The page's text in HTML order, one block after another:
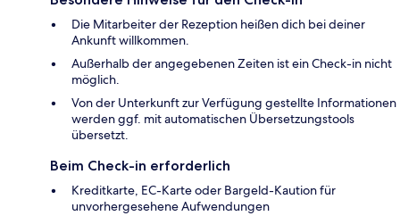
Die Mitarbeiter der Rezeption heißen dich bei deiner
Ankunft willkommen.
Außerhalb der angegebenen Zeiten ist ein Check-in nicht
möglich.
Von der Unterkunft zur Verfügung gestellte Informationen
werden ggf. mit automatischen Übersetzungstools
übersetzt.
Beim Check-in erforderlich
Kreditkarte, EC-Karte oder Bargeld-Kaution für
unvorhergesehene Aufwendungen